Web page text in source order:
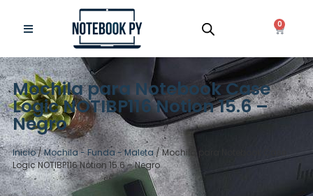
0
Mochila para Notebook Case
Logic NOTIBP116 Notion 15.6 –
Negro
Inicio/Mochila - Funda - Maleta/ Mochila para Notebook Case
Logic NOTIBP116 Notion 15.6 – Negro